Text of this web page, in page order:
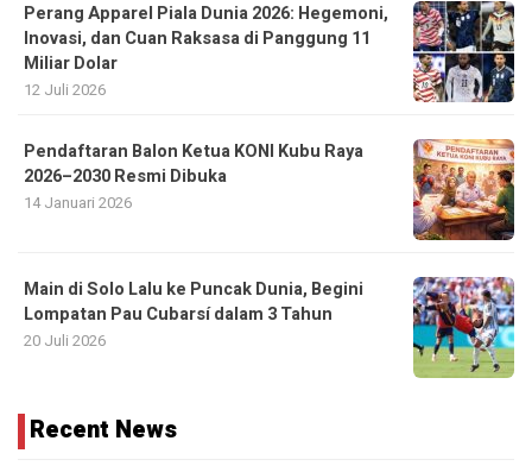
Perang Apparel Piala Dunia 2026: Hegemoni,
Inovasi, dan Cuan Raksasa di Panggung 11
Miliar Dolar
12 Juli 2026
Pendaftaran Balon Ketua KONI Kubu Raya
2026–2030 Resmi Dibuka
14 Januari 2026
Main di Solo Lalu ke Puncak Dunia, Begini
Lompatan Pau Cubarsí dalam 3 Tahun
20 Juli 2026
Recent News